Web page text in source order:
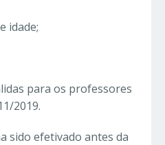
idade;
para os professores
2019.
sido efetivado antes da